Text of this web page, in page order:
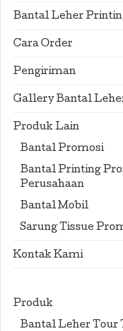
Bantal Leher
Cara Order
Pengiriman
Gallery Bantal
Produk Lain
Bantal Promosi
Bantal Printing
Perusahaan
Bantal Mobil
Sarung Tissue
Kontak Kami
Produk
Bantal Leher Tour